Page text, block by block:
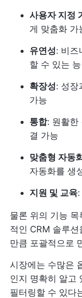
사용자 지정
게 맞춤화 가
유연성: 비즈
할 수 있는
확장성: 성장
가능
통합: 원활한
결 가능
맞춤형 자동
자동화를 생
지원 및 교육
물론 위의 기능
적인 CRM 솔루
만큼 포괄적으로
시장에는 수많은
인지 명확히 알고
필터링할 수 있다